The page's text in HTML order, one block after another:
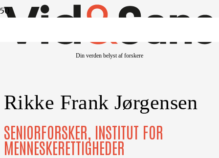
Din verden belyst af forskere
Rikke Frank Jørgensen
SENIORFORSKER, INSTITUT FOR
MENNESKERETTIGHEDER